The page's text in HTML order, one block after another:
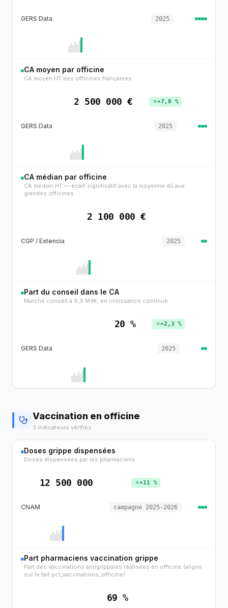
GERS Data 2025
CA moyen par officine
CA moyen HT des officines françaises
2 500 000 € +7,8 %
GERS Data 2025
CA médian par officine
CA médian HT — écart significatif avec la moyenne dû aux
grandes officines
2 100 000 €
CGP / Extencia 2025
Part du conseil dans le CA
Marché conseil à 9,9 Md€, en croissance continue
20 % +2,3 %
GERS Data 2025
Vaccination en officine
3 indicateurs vérifiés
Doses grippe dispensées
Doses dispensées par les pharmaciens
12 500 000 +11 %
CNAM campagne 2025-2026
Part pharmaciens vaccination grippe
Part des vaccinations antigrippales réalisées en officine (aligné
sur le fait pct_vaccinations_officine)
69 %